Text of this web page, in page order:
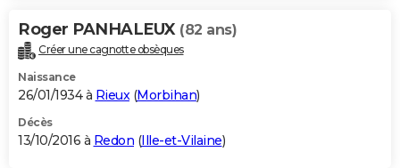
Roger PANHALEUX (82 ans)
Créer une cagnotte obsèques
Naissance
26/01/1934 à Rieux(Morbihan)
Décès
13/10/2016 à Redon (Ille-et-Vilaine)